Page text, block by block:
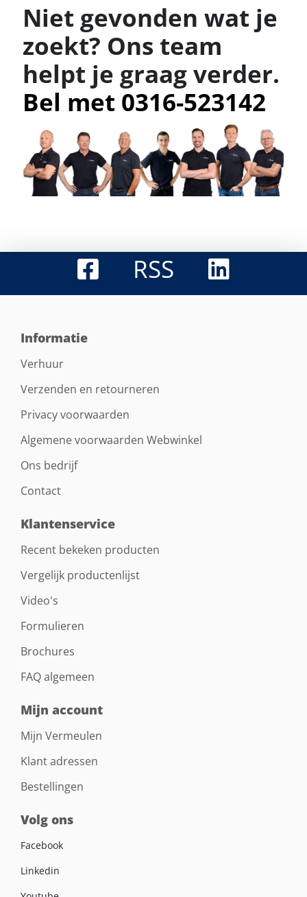
Niet gevonden wat je
zoekt? Ons team
helpt je graag verder.
Bel met 0316-523142
RSS
Informatie
Verhuur
Verzenden en retourneren
Privacy voorwaarden
Algemene voorwaarden Webwinkel
Ons bedrijf
Contact
Klantenservice
Recent bekeken producten
Vergelijk productenlijst
Video's
Formulieren
Brochures
FAQ algemeen
Mijn account
Mijn Vermeulen
Klant adressen
Bestellingen
Volg ons
Facebook
Linkedin